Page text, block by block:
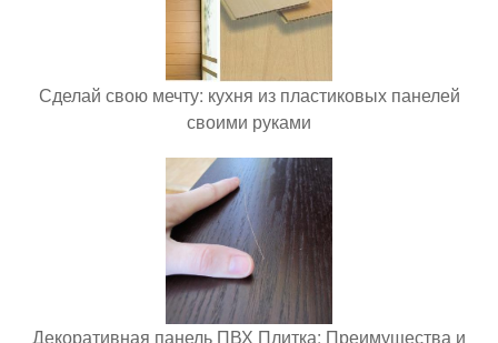
Сделай свою мечту: кухня из пластиковых панелей
своими руками
Декоративная панель ПВХ Плитка: Преимущества и